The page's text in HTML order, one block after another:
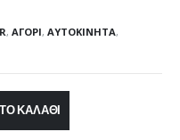
, ΑΓΌΡΙ, ΑΥΤΟΚΊΝΗΤΑ,
ΚΑΛΆΘΙ